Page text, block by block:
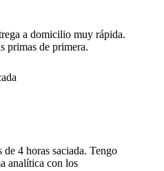
a domicilio muy rápida.
primas de primera.
4 horas saciada. Tengo
analítica con los